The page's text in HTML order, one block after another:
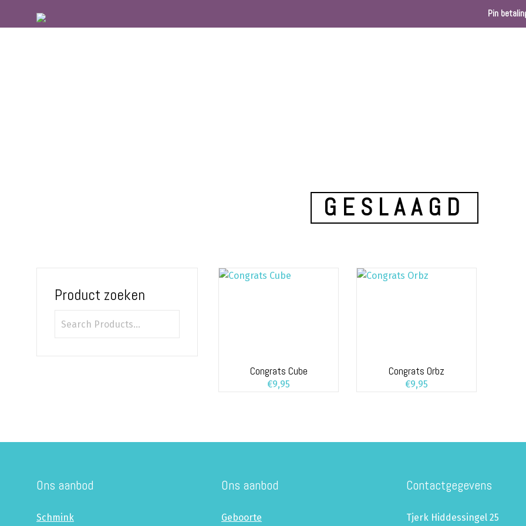
Pin
GESLAAGD
Congrats Cube
€9,95
Congrats Orbz
€9,95
Product zoeken
Ons aanbod
Schmink
Ons aanbod
Geboorte
Contactgegevens
Tjerk Hiddessingel 25